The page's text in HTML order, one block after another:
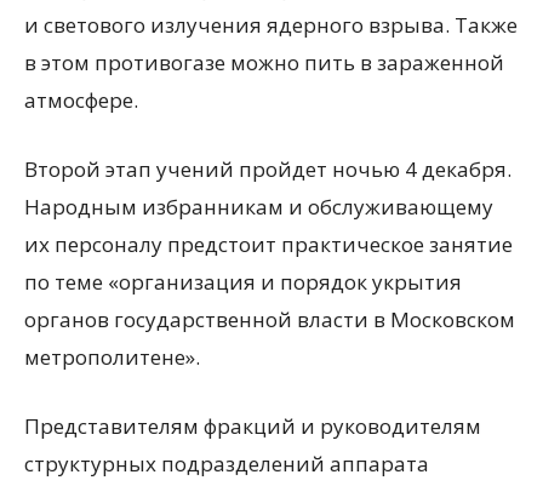
и светового излучения ядерного взрыва. Также
в этом противогазе можно пить в зараженной
атмосфере.
Второй этап учений пройдет ночью 4 декабря.
Народным избранникам и обслуживающему
их персоналу предстоит практическое занятие
по теме «организация и порядок укрытия
органов государственной власти в Московском
метрополитене».
Представителям фракций и руководителям
структурных подразделений аппарата